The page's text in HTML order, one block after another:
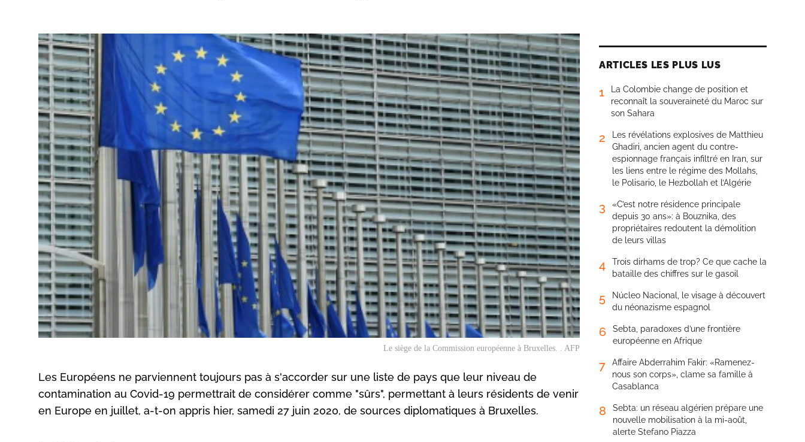
Le siège de la Commission européenne à Bruxelles. . AFP
Les Européens ne parviennent toujours pas à s'accorder sur une liste de pays que leur niveau de
contamination au Covid-19 permettrait de considérer comme "sûrs", permettant à leurs résidents de venir
en Europe en juillet, a-t-on appris hier, samedi 27 juin 2020, de sources diplomatiques à Bruxelles.
ARTICLES LES PLUS LUS
1
La Colombie change de position et
reconnaît la souveraineté du Maroc sur
son Sahara
2
Les révélations explosives de Matthieu
Ghadiri, ancien agent du contre-
espionnage français infiltré en Iran, sur
les liens entre le régime des Mollahs,
le Polisario, le Hezbollah et l’Algérie
3
«C’est notre résidence principale
depuis 30 ans»: à Bouznika, des
propriétaires redoutent la démolition
de leurs villas
4
Trois dirhams de trop? Ce que cache la
bataille des chiffres sur le gasoil
5
Núcleo Nacional, le visage à découvert
du néonazisme espagnol
6
Sebta, paradoxes d’une frontière
européenne en Afrique
7
Affaire Abderrahim Fakir: «Ramenez-
nous son corps», clame sa famille à
Casablanca
8
Sebta: un réseau algérien prépare une
nouvelle mobilisation à la mi-août,
alerte Stefano Piazza